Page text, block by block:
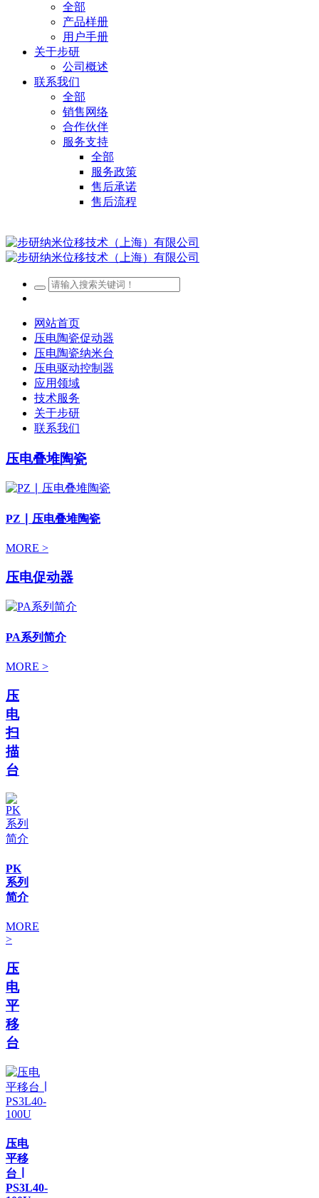
全部
产品样册
用户手册
关于步研
公司概述
联系我们
全部
销售网络
合作伙伴
服务支持
全部
服务政策
售后承诺
售后流程
网站首页
压电陶瓷促动器
压电陶瓷纳米台
压电驱动控制器
应用领域
技术服务
关于步研
联系我们
压电叠堆陶瓷
PZ ∣ 压电叠堆陶瓷
MORE >
压电促动器
PA系列简介
MORE >
压
电
扫
描
台
PK
系列
简介
MORE
>
压
电
平
移
台
压电
平移
台 ∣
PS3L40-